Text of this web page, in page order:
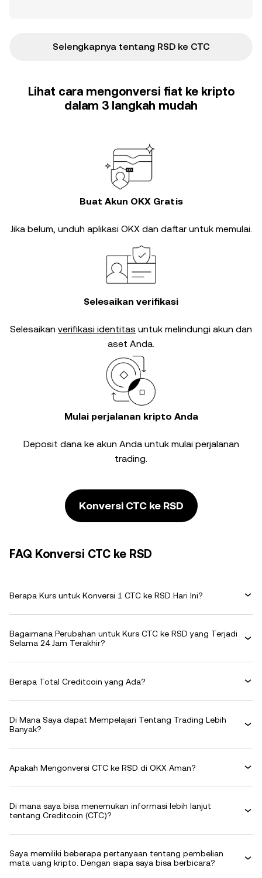
Selengkapnya tentang RSD ke CTC
Lihat cara mengonversi fiat ke kripto
dalam 3 langkah mudah
Buat Akun OKX Gratis
Jika belum, unduh aplikasi OKX dan daftar untuk memulai.
Selesaikan verifikasi
Selesaikan verifikasi identitas untuk melindungi akun dan
aset Anda.
Mulai perjalanan kripto Anda
Deposit dana ke akun Anda untuk mulai perjalanan
trading.
Konversi CTC ke RSD
FAQ Konversi CTC ke RSD
Berapa Kurs untuk Konversi 1 CTC ke RSD Hari Ini?
Bagaimana Perubahan untuk Kurs CTC ke RSD yang Terjadi
Selama 24 Jam Terakhir?
Berapa Total Creditcoin yang Ada?
Di Mana Saya dapat Mempelajari Tentang Trading Lebih
Banyak?
Apakah Mengonversi CTC ke RSD di OKX Aman?
Di mana saya bisa menemukan informasi lebih lanjut
tentang Creditcoin (CTC)?
Saya memiliki beberapa pertanyaan tentang pembelian
mata uang kripto. Dengan siapa saya bisa berbicara?